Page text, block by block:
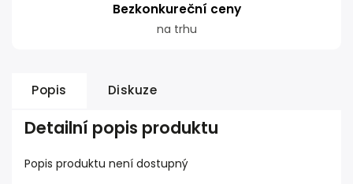
Bezkonkureční ceny
na trhu
Popis Diskuze
Detailní popis produktu
Popis produktu není dostupný